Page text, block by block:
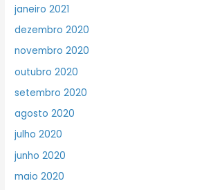
janeiro 2021
dezembro 2020
novembro 2020
outubro 2020
setembro 2020
agosto 2020
julho 2020
junho 2020
maio 2020